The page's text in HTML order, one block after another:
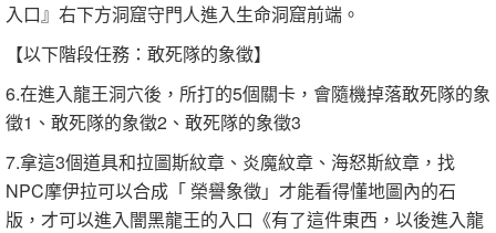
入口』右下方洞窟守門人進入生命洞窟前端。
【以下階段任務：敢死隊的象徵】
6.在進入龍王洞穴後，所打的5個關卡，會隨機掉落敢死隊的象
徵1、敢死隊的象徵2、敢死隊的象徵3
7.拿這3個道具和拉圖斯紋章、炎魔紋章、海怒斯紋章，找
NPC摩伊拉可以合成「 榮譽象徵」才能看得懂地圖內的石
版，才可以進入闇黑龍王的入口《有了這件東西，以後進入龍